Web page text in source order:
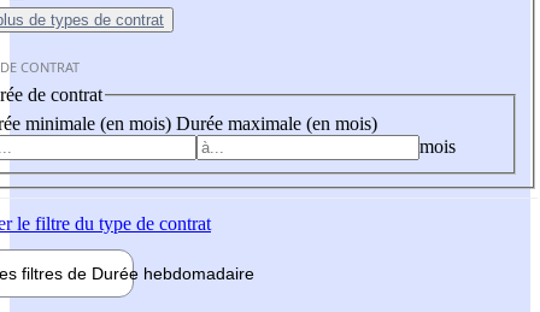
de types de contrat
CONTRAT
de contrat
minimale (en mois) Durée maximale (en mois)
mois
le filtre du type de contrat
filtres de Durée hebdomadaire